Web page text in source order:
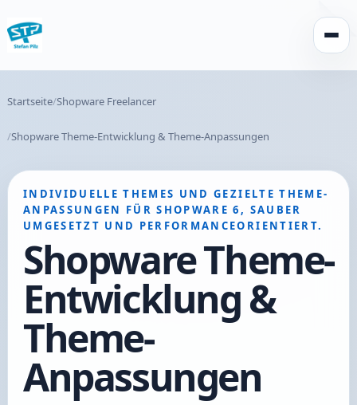
Startseite Shopware Freelancer
Shopware Theme-Entwicklung & Theme-Anpassungen
INDIVIDUELLE THEMES UND GEZIELTE THEME-
ANPASSUNGEN FÜR SHOPWARE 6, SAUBER
UMGESETZT UND PERFORMANCEORIENTIERT.
Shopware Theme-
Entwicklung &
Theme-
Anpassungen